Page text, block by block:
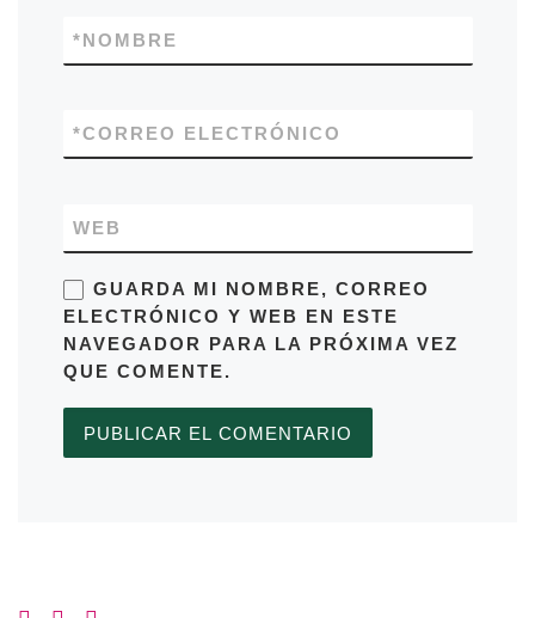
NOMBRE
*
CORREO ELECTRÓNICO
*
WEB
GUARDA MI NOMBRE, CORREO
ELECTRÓNICO Y WEB EN ESTE
NAVEGADOR PARA LA PRÓXIMA VEZ
QUE COMENTE.